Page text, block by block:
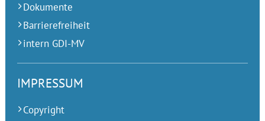
Dokumente
Barrierefreiheit
intern GDI-MV
IMPRESSUM
Copyright